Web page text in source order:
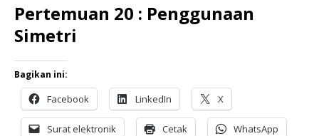
Pertemuan 20 : Penggunaan
Simetri
Bagikan ini:
Facebook LinkedIn X
Surat elektronik Cetak WhatsApp